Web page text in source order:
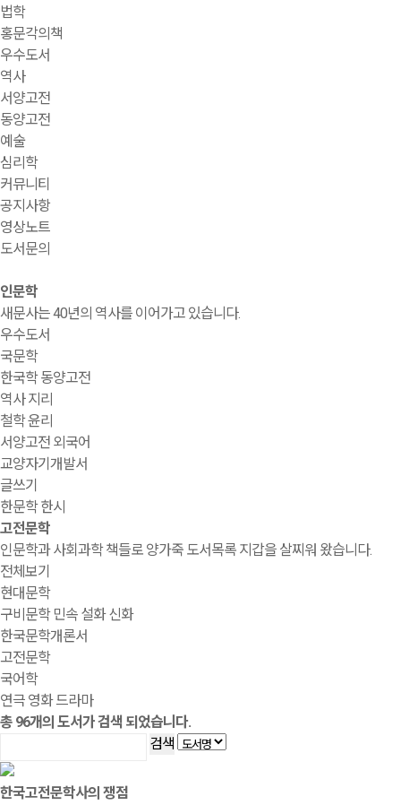
법학
홍문각의책
우수도서
역사
서양고전
동양고전
예술
심리학
커뮤니티
공지사항
영상노트
도서문의
인문학
새문사는 40년의 역사를 이어가고 있습니다.
우수도서
국문학
한국학 동양고전
역사 지리
철학 윤리
서양고전 외국어
교양자기개발서
글쓰기
한문학 한시
고전문학
인문학과 사회과학 책들로 양가죽 도서목록 지갑을 살찌워 왔습니다.
전체보기
현대문학
구비문학 민속 설화 신화
한국문학개론서
고전문학
국어학
연극 영화 드라마
총 96개의 도서가 검색 되었습니다.
검색
한국고전문학사의 쟁점